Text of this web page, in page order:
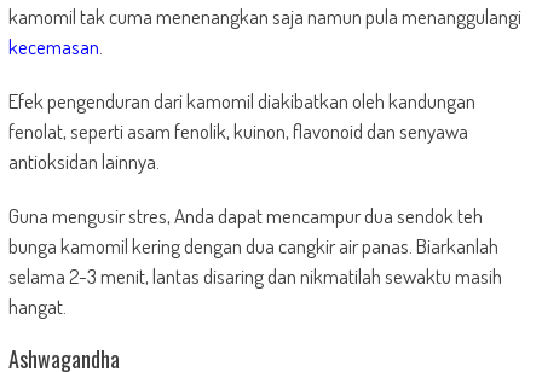
kamomil tak cuma menenangkan saja namun pula menanggulangi
kecemasan
Efek pengenduran dari kamomil diakibatkan oleh kandungan
fenolat, seperti asam fenolik, kuinon, flavonoid dan senyawa
antioksidan lainnya.
Guna mengusir stres, Anda dapat mencampur dua sendok teh
bunga kamomil kering dengan dua cangkir air panas. Biarkanlah
selama 2-3 menit, lantas disaring dan nikmatilah sewaktu masih
hangat.
Ashwagandha